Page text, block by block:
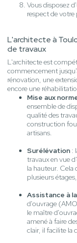
Vous disposez
respect de
L'architecte à
de travaux
L'architecte est
commencement
rénovation, une
encore une
Mise aux
ensemble de
qualité des
construction
artisans.
Surélévation :
travaux en vue
la hauteur. Cela
plusieurs
Assistance à
d'ouvrage
le maître
amené à faire
clair, il facilite la